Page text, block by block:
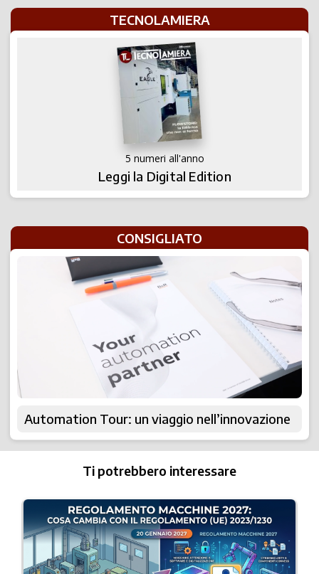
TECNOLAMIERA
5 numeri all'anno
Leggi la Digital Edition
CONSIGLIATO
Automation Tour: un viaggio nell’innovazione
Ti potrebbero interessare